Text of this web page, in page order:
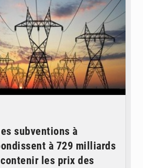
subventions à
à 729 milliards
contenir les prix des